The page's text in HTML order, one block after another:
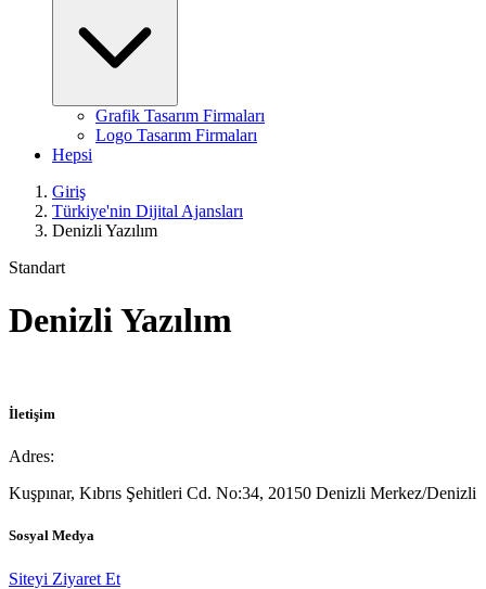
Grafik Tasarım Firmaları
Logo Tasarım Firmaları
Hepsi
Giriş
Türkiye'nin Dijital Ajansları
Denizli Yazılım
Standart
Denizli Yazılım
İletişim
Adres:
Kuşpınar, Kıbrıs Şehitleri Cd. No:34, 20150 Denizli Merkez/Denizli
Sosyal Medya
Siteyi Ziyaret Et